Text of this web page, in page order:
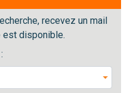
recevez un mail
est disponible.